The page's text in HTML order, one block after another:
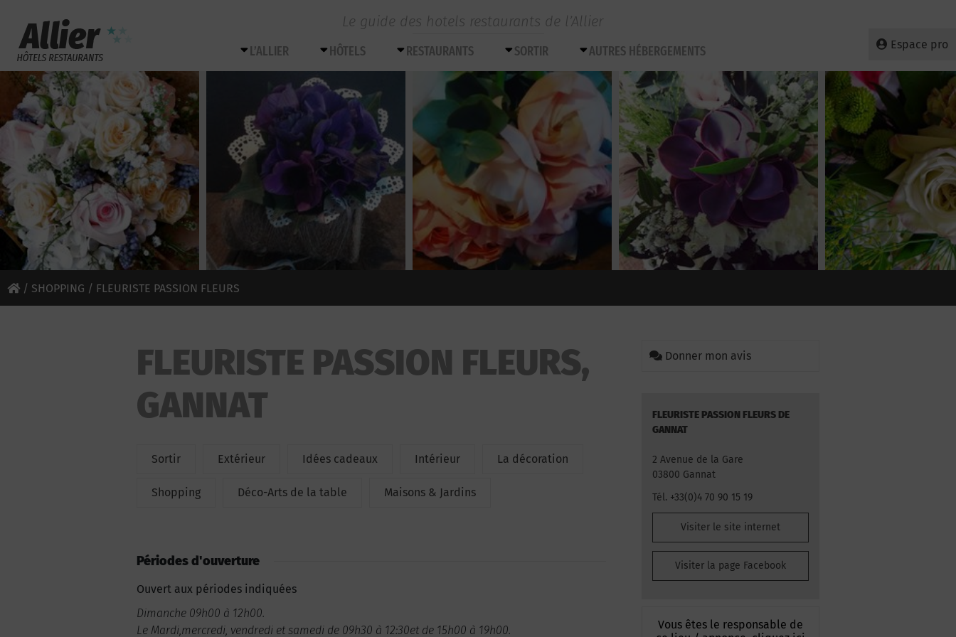
Le guide des hotels restaurants de l’Allier
Espace pro
L’ALLIER HÔTELS RESTAURANTS SORTIR AUTRES HÉBERGEMENTS
/ SHOPPING / FLEURISTE PASSION FLEURS
FLEURISTE PASSION FLEURS,
GANNAT
Sortir Extérieur Idées cadeaux Intérieur La décoration
Shopping Déco-Arts de la table Maisons & Jardins
Donner mon avis
FLEURISTE PASSION FLEURS DE
GANNAT
2 Avenue de la Gare
03800 Gannat
Tél. +33(0)4 70 90 15 19
Visiter le site internet
Visiter la page Facebook
Vous êtes le responsable de
Périodes d'ouverture
Ouvert aux périodes indiquées
Dimanche 09h00 à 12h00.
Le Mardi,mercredi, vendredi et samedi de 09h30 à 12:30et de 15h00 à 19h00.